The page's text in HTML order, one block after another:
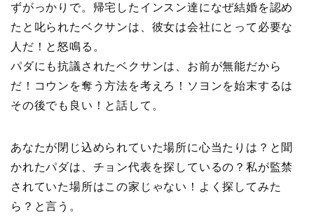
ずがっかりで。帰宅したインスン達になぜ結婚を認め
たと叱られたベクサンは、彼女は会社にとって必要な
人だ！と怒鳴る。
パダにも抗議されたベクサンは、お前が無能だから
だ！コウンを奪う方法を考えろ！ソヨンを始末するは
その後でも良い！と話して。
あなたが閉じ込められていた場所に心当たりは？と聞
かれたパダは、チョン代表を探しているの？私が監禁
されていた場所はこの家じゃない！よく探してみた
ら？と言う。